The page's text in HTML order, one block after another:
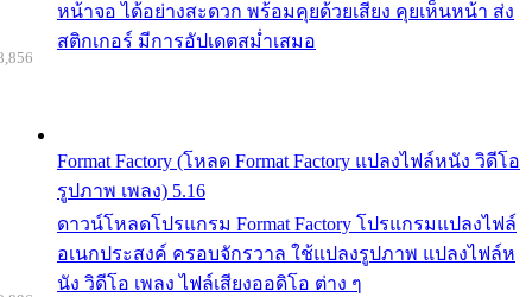
หน้าจอ ได้อย่างสะดวก พร้อมคุยด้วยเสียง คุยเห็นหน้า ส่ง
สติกเกอร์ มีการอัปเดตสม่ำเสมอ
Format Factory (โหลด Format Factory แปลงไฟล์หนัง วิดีโอ
รูปภาพ เพลง) 5.16
ดาวน์โหลดโปรแกรม Format Factory โปรแกรมแปลงไฟล์
อเนกประสงค์ ครอบจักรวาล ใช้แปลงรูปภาพ แปลงไฟล์ห
นัง วิดีโอ เพลง ไฟล์เสียงออดิโอ ต่าง ๆ